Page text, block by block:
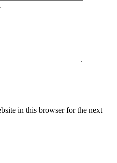
in this browser for the next